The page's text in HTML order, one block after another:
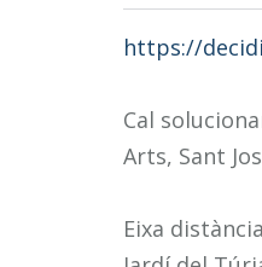
https://
Cal
Arts, Sant
Eixa